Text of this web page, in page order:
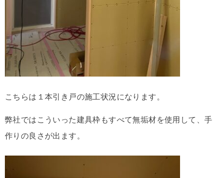
こちらは１本引き戸の施工状況になります。
弊社ではこういった建具枠もすべて無垢材を使用して、手
作りの良さが出ます。